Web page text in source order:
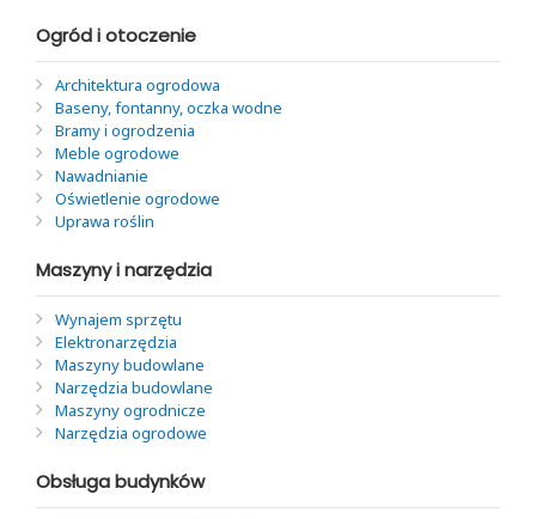
Ogród i otoczenie
Architektura ogrodowa
Baseny, fontanny, oczka wodne
Bramy i ogrodzenia
Meble ogrodowe
Nawadnianie
Oświetlenie ogrodowe
Uprawa roślin
Maszyny i narzędzia
Wynajem sprzętu
Elektronarzędzia
Maszyny budowlane
Narzędzia budowlane
Maszyny ogrodnicze
Narzędzia ogrodowe
Obsługa budynków